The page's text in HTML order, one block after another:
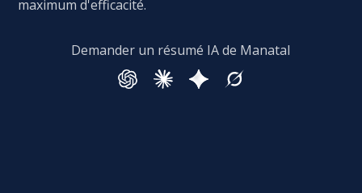
maximum d'efficacité.
Demander un résumé IA de Manatal